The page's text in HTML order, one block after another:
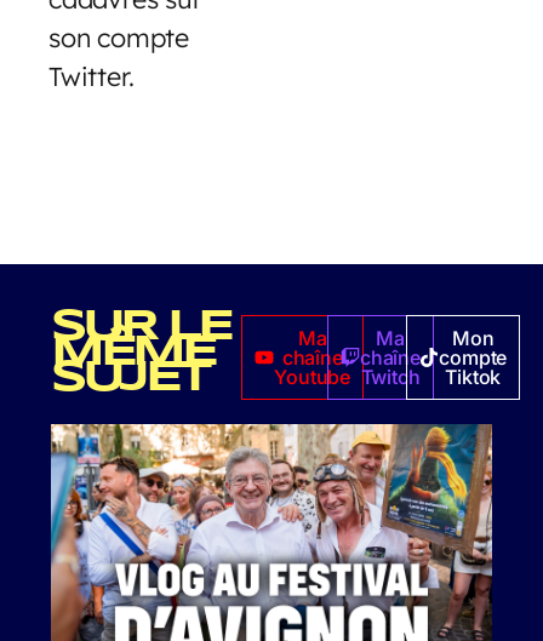
son compte
Twitter.
SUR LE
MÊME
SUJET
Ma
chaîne
Youtube
Ma
chaîne
Twitch
Mon
compte
Tiktok